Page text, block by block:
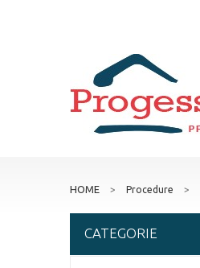
HOME > Procedure >
CATEGORIE